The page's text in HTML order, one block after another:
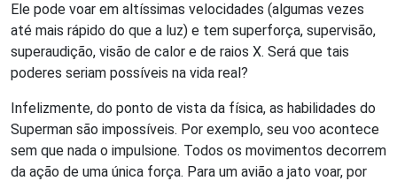
Ele pode voar em altíssimas velocidades (algumas vezes
até mais rápido do que a luz) e tem superforça, supervisão,
superaudição, visão de calor e de raios X. Será que tais
poderes seriam possíveis na vida real?
Infelizmente, do ponto de vista da física, as habilidades do
Superman são impossíveis. Por exemplo, seu voo acontece
sem que nada o impulsione. Todos os movimentos decorrem
da ação de uma única força. Para um avião a jato voar, por